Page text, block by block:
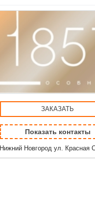
ЗАКАЗАТЬ
Показать контакты
Нижний Новгород ул. Красная